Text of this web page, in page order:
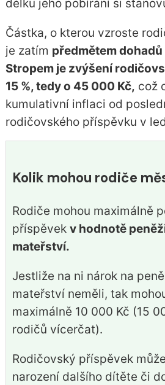
délku jeho pobírání si
Částka, o kterou vzroste
je zatím předmětem
Stropem je zvýšení
15 %, tedy o 45 000 Kč, což
kumulativní inflaci od
rodičovského příspěvku v
Kolik mohou rodiče
Rodiče mohou maximálně
příspěvek v hodnotě
mateřství.
Jestliže na ni nárok na
mateřství neměli, tak
maximálně 10 000 Kč (15
rodičů vícerčat).
Rodičovský příspěvek
narození dalšího dítěte či